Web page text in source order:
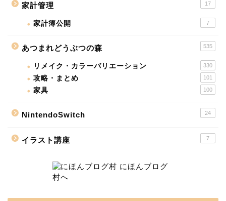
家計管理 17
家計簿公開 7
あつまれどうぶつの森 535
リメイク・カラーバリエーション 330
攻略・まとめ 101
家具 100
NintendoSwitch 24
イラスト講座 7